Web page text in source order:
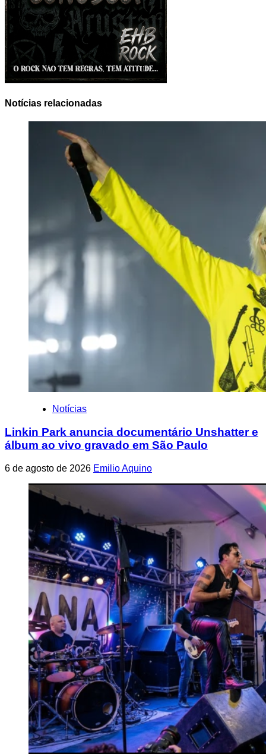
Notícias relacionadas
Notícias
Linkin Park anuncia documentário Unshatter e
álbum ao vivo gravado em São Paulo
6 de agosto de 2026 Emilio Aquino